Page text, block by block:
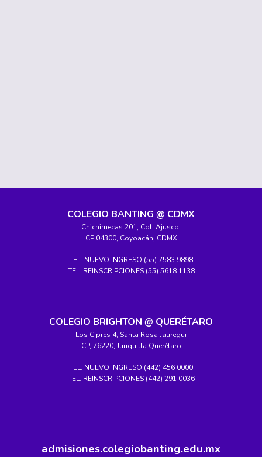
COLEGIO BANTING @ CDMX
Chichimecas 201, Col. Ajusco
CP 04300, Coyoacán, CDMX
TEL. NUEVO INGRESO (55) 7583 9898
TEL. REINSCRIPCIONES (55) 5618 1138
COLEGIO BRIGHTON @ QUERÉTARO
Los Cipres 4, Santa Rosa Jauregui
CP, 76220, Juriquilla Querétaro
TEL. NUEVO INGRESO (442) 456 0000
TEL. REINSCRIPCIONES (442) 291 0036
admisiones.colegiobanting.edu.mx